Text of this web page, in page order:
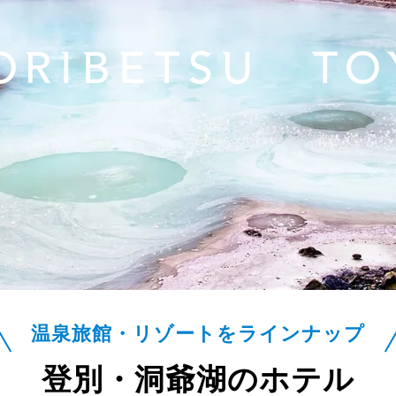
温泉旅館・リゾートをラインナップ
登別・洞爺湖のホテル